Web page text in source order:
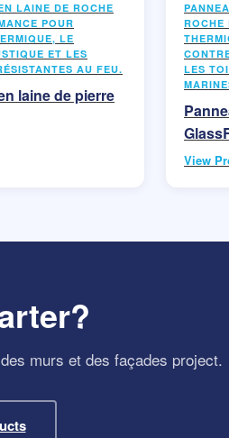
LAINE DE ROCHE
POUR
LE
ET LES
AU FEU.
laine de pierre
ROCHE
LES
View
murs et des façades project.